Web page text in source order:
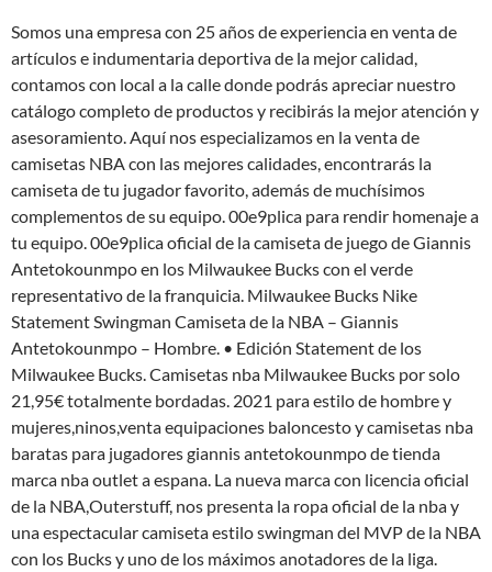
Somos una empresa con 25 años de experiencia en venta de
artículos e indumentaria deportiva de la mejor calidad,
contamos con local a la calle donde podrás apreciar nuestro
catálogo completo de productos y recibirás la mejor atención y
asesoramiento. Aquí nos especializamos en la venta de
camisetas NBA con las mejores calidades, encontrarás la
camiseta de tu jugador favorito, además de muchísimos
complementos de su equipo. 00e9plica para rendir homenaje a
tu equipo. 00e9plica oficial de la camiseta de juego de Giannis
Antetokounmpo en los Milwaukee Bucks con el verde
representativo de la franquicia. Milwaukee Bucks Nike
Statement Swingman Camiseta de la NBA – Giannis
Antetokounmpo – Hombre. • Edición Statement de los
Milwaukee Bucks. Camisetas nba Milwaukee Bucks por solo
21,95€ totalmente bordadas. 2021 para estilo de hombre y
mujeres,ninos,venta equipaciones baloncesto y camisetas nba
baratas para jugadores giannis antetokounmpo de tienda
marca nba outlet a espana. La nueva marca con licencia oficial
de la NBA,Outerstuff, nos presenta la ropa oficial de la nba y
una espectacular camiseta estilo swingman del MVP de la NBA
con los Bucks y uno de los máximos anotadores de la liga.